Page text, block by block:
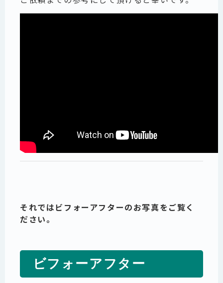
それではビフォーアフターのお写真をご覧く
ださい。
ビフォーアフター